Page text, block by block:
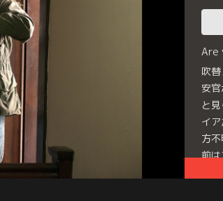
Are
吹
安
と
イ
方
前